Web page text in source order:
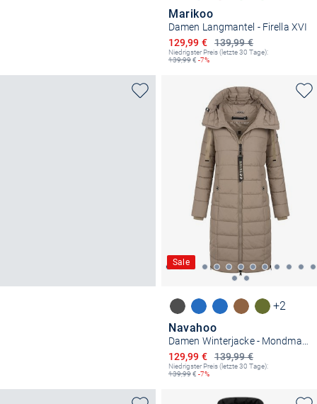
Marikoo
Damen Langmantel - Firella XVI
139,99 €
Ermäßigter Preis
129,99 €
Niedrigster Preis (letzte 30 Tage):
139,99€ -7%
Sale
+2
Navahoo
139,99 €
Ermäßigter Preis
129,99 €
Niedrigster Preis (letzte 30 Tage):
139,99€ -7%